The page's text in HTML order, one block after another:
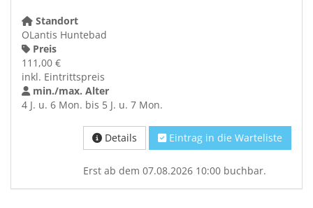
Standort
OLantis Huntebad
Preis
111,00 €
inkl. Eintrittspreis
min./max. Alter
4 J. u. 6 Mon. bis 5 J. u. 7 Mon.
Details Eintrag in die Warteliste
Erst ab dem 07.08.2026 10:00 buchbar.